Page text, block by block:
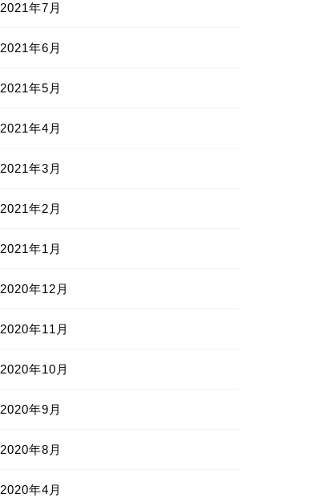
2021年7月
2021年6月
2021年5月
2021年4月
2021年3月
2021年2月
2021年1月
2020年12月
2020年11月
2020年10月
2020年9月
2020年8月
2020年4月